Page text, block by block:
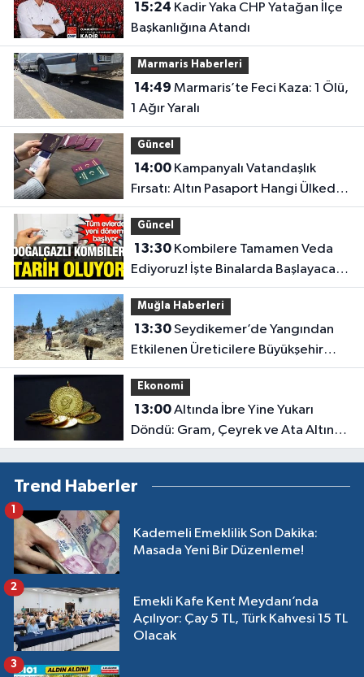
15:24
Başkanlığına Atandı
Marmaris Haberleri
14:49
1 Ağır Yaralı
Güncel
14:00Kampanyalı Vatandaşlık
Fırsatı: Altın Pasaport Hangi Ülkede,
Ücreti Ne Kadar?
Güncel
13:30Kombilere Tamamen Veda
Ediyoruz! İşte Binalarda Başlayacak
Yeni Isınma Dönemi
Muğla Haberleri
13:30Seydikemer’de Yangından
Etkilenen Üreticilere Büyükşehir
Desteği
Ekonomi
13:00Altında İbre Yine Yukarı
Döndü: Gram, Çeyrek ve Ata Altın
Kaç Lira Oldu?
Trend Haberler
Kademeli Emeklilik Son Dakika:
Masada Yeni Bir Düzenleme!
1
Emekli Kafe Kent Meydanı’nda
Açılıyor: Çay 5 TL, Türk Kahvesi 15 TL
Olacak
2
3